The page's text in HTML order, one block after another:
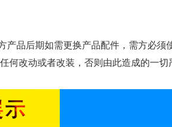
品后期如需更换产品配件，需方必
何改动或者改装，否则由此造成的一